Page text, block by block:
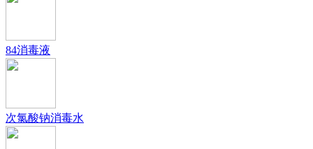
84消毒液
次氯酸钠消毒水